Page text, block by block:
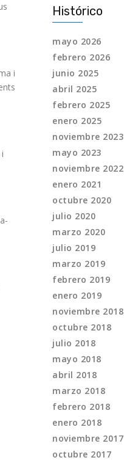
i
Histórico
mayo 2026
febrero 2026
junio 2025
abril 2025
febrero 2025
enero 2025
noviembre 2023
mayo 2023
noviembre 2022
enero 2021
octubre 2020
julio 2020
marzo 2020
julio 2019
marzo 2019
febrero 2019
enero 2019
noviembre 2018
octubre 2018
julio 2018
mayo 2018
abril 2018
marzo 2018
febrero 2018
enero 2018
noviembre 2017
octubre 2017